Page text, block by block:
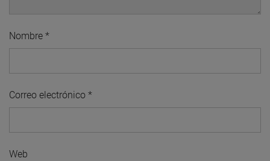
Nombre *
Correo electrónico *
Web